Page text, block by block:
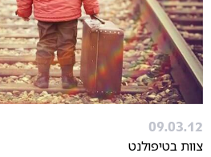
09.03.12
צוות בטיפולנט